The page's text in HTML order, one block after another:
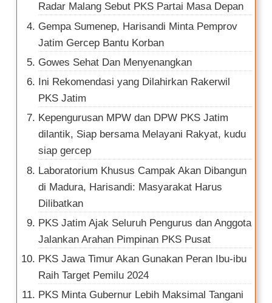
Radar Malang Sebut PKS Partai Masa Depan
Gempa Sumenep, Harisandi Minta Pemprov
Jatim Gercep Bantu Korban
Gowes Sehat Dan Menyenangkan
Ini Rekomendasi yang Dilahirkan Rakerwil
PKS Jatim
Kepengurusan MPW dan DPW PKS Jatim
dilantik, Siap bersama Melayani Rakyat, kudu
siap gercep
Laboratorium Khusus Campak Akan Dibangun
di Madura, Harisandi: Masyarakat Harus
Dilibatkan
PKS Jatim Ajak Seluruh Pengurus dan Anggota
Jalankan Arahan Pimpinan PKS Pusat
PKS Jawa Timur Akan Gunakan Peran Ibu-ibu
Raih Target Pemilu 2024
PKS Minta Gubernur Lebih Maksimal Tangani